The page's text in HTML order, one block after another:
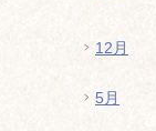
12月
5月